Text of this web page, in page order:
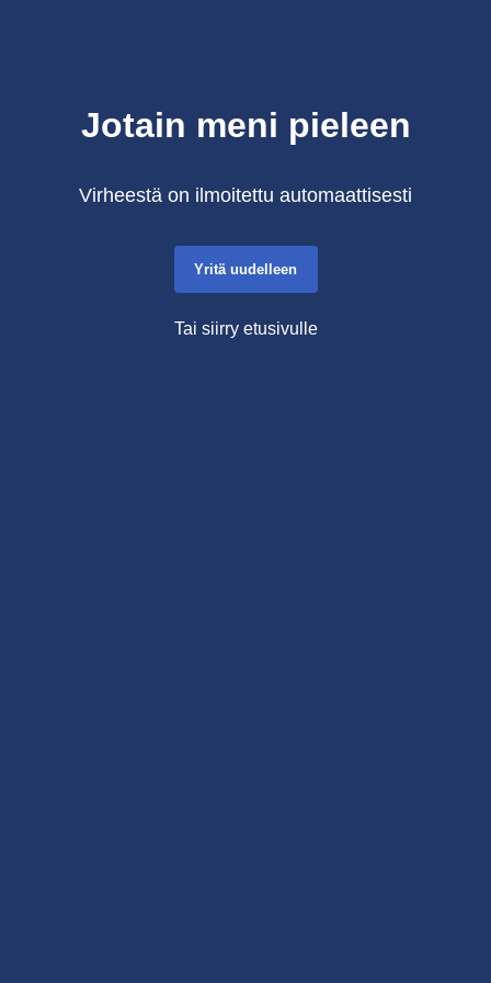
Jotain meni pieleen
Virheestä on ilmoitettu automaattisesti
Yritä uudelleen
Tai siirry etusivulle